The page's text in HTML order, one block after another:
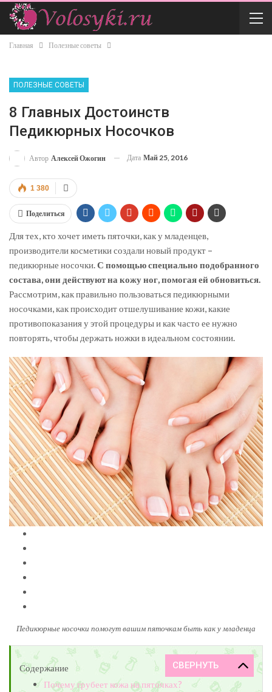
Главная Полезные советы
ПОЛЕЗНЫЕ СОВЕТЫ
8 Главных Достоинств
Педикюрных Носочков
Автор Алексей Ожогин Дата Май 25, 2016
1 380
Поделиться
Для тех, кто хочет иметь пяточки, как у младенцев,
производители косметики создали новый продукт –
педикюрные носочки.С помощью специально подобранного
состава, они действуют на кожу ног, помогая ей обновиться.
Рассмотрим, как правильно пользоваться педикюрными
носочками, как происходит отшелушивание кожи, какие
противопоказания у этой процедуры и как часто ее нужно
повторять, чтобы держать ножки в идеальном состоянии.
Педикюрные носочки помогут вашим пяточкам быть как у младенца
Содержание
Почему грубеет кожа на пяточках?